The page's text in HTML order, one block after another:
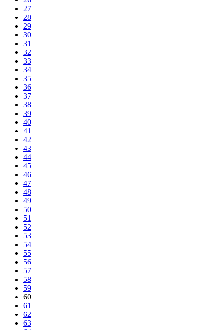
27
28
29
30
31
32
33
34
35
36
37
38
39
40
41
42
43
44
45
46
47
48
49
50
51
52
53
54
55
56
57
58
59
60
61
62
63